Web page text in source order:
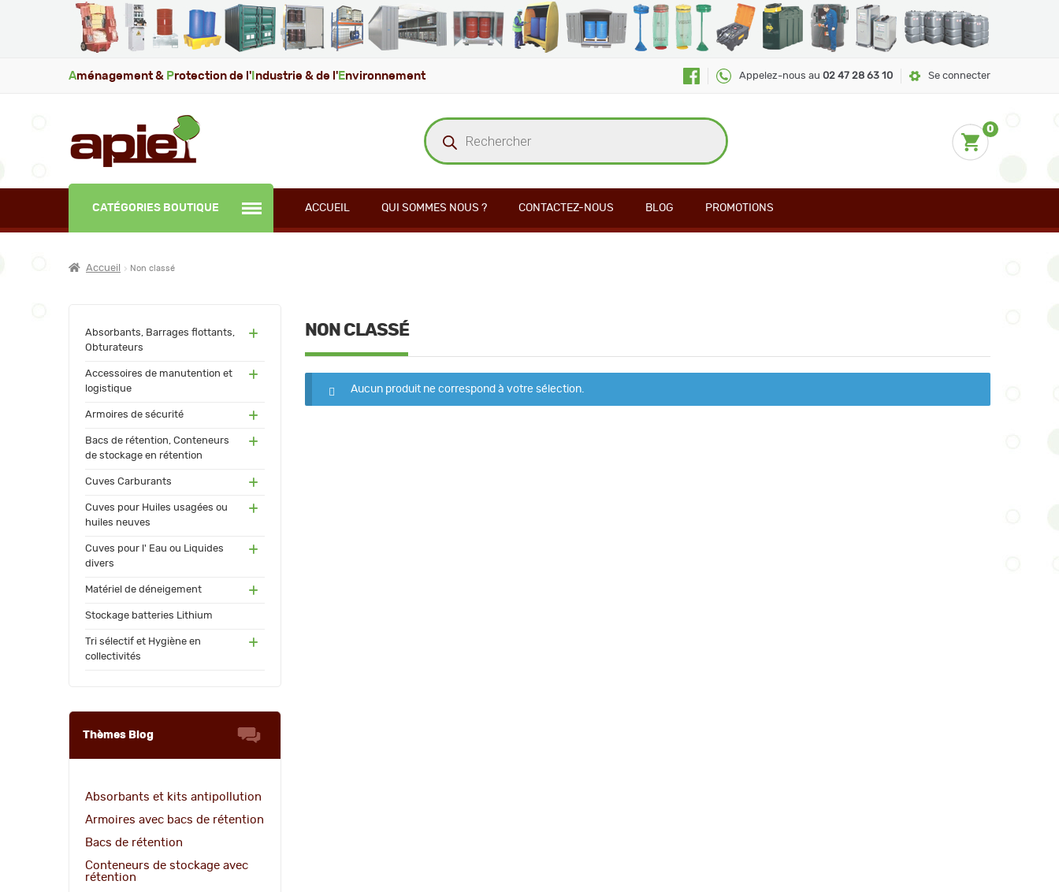
Aménagement & Protection de l' ndustrie & de l' Environnement Appelez-nous au 02 47 28 63 10 Se connecter
Recherche
de
produits
0
CATÉGORIES BOUTIQUE ACCUEIL QUI SOMMES NOUS ? CONTACTEZ-NOUS BLOG PROMOTIONS
Accueil Non classé
Absorbants, Barrages flottants,
Obturateurs
(60)
Accessoires de manutention et
logistique
(55)
Armoires de sécurité (91)
Bacs de rétention, Conteneurs
de stockage en rétention
(171
Cuves Carburants
(17
Cuves pour Huiles usagées ou
huiles neuves
(24)
Cuves pour l' Eau ou Liquides
divers
(72)
Matériel de déneigement
(34
Stockage batteries Lithium
Tri sélectif et Hygiène en
collectivités
(13
Thèmes Blog
Absorbants et kits antipollution
Armoires avec bacs de rétention
Bacs de rétention
Conteneurs de stockage avec
rétention
NON CLASSÉ
Aucun produit ne correspond à votre sélection.